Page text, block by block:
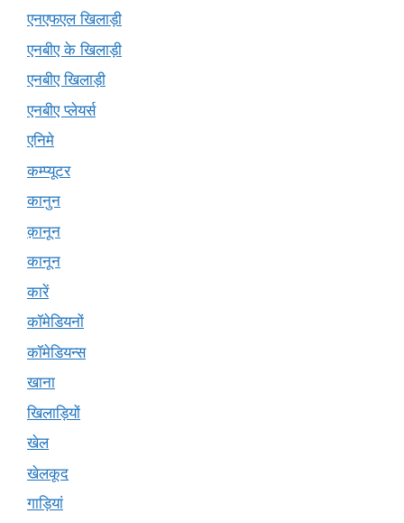
एनएफएल खिलाड़ी
एनबीए के खिलाड़ी
एनबीए खिलाड़ी
एनबीए प्लेयर्स
एनिमे
कम्प्यूटर
कानुन
क़ानून
कानून
कारें
कॉमेडियनों
कॉमेडियन्स
खाना
खिलाड़ियों
खेल
खेलकूद
गाड़ियां